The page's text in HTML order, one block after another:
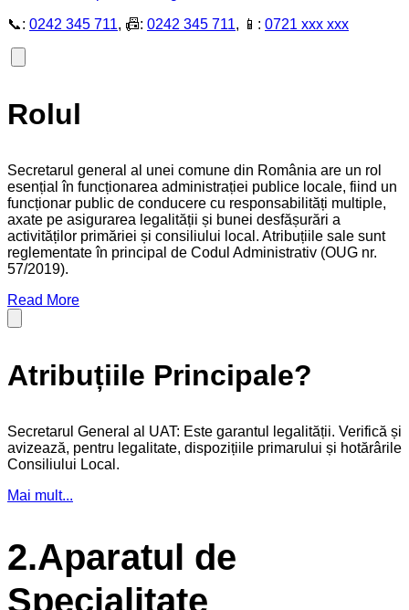
📞: 0242 345 711, 📠: 0242 345 711, 📱: 0721 xxx xxx
Rolul
Secretarul general al unei comune din România are un rol
esențial în funcționarea administrației publice locale, fiind un
funcționar public de conducere cu responsabilități multiple,
axate pe asigurarea legalității și bunei desfășurări a
activităților primăriei și consiliului local. Atribuțiile sale sunt
reglementate în principal de Codul Administrativ (OUG nr.
57/2019).
Read More
Atribuțiile Principale?
Secretarul General al UAT: Este garantul legalității. Verifică și
avizează, pentru legalitate, dispozițiile primarului și hotărârile
Consiliului Local.
Mai mult...
2.Aparatul de
Specialitate